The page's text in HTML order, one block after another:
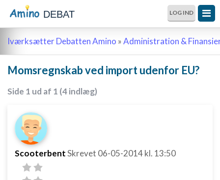
DEBAT LOG IND
Iværksætter Debatten Amino »Administration &
Momsregnskab ved import udenfor EU?
Side 1 ud af 1 (4 indlæg)
ScooterbentSkrevet 06-05-2014kl. 13:50